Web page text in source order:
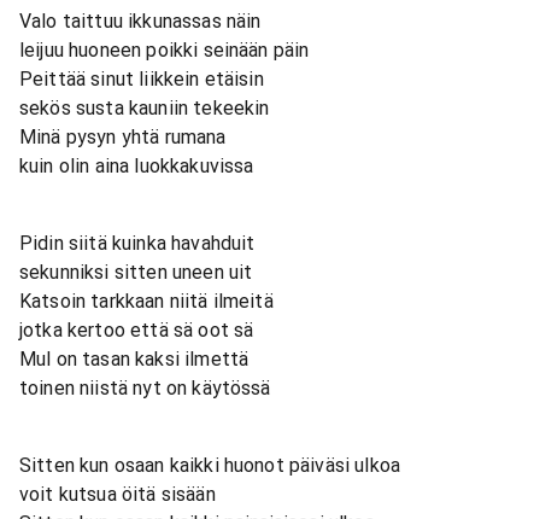
Valo taittuu ikkunassas näin
leijuu huoneen poikki seinään päin
Peittää sinut liikkein etäisin
sekös susta kauniin tekeekin
Minä pysyn yhtä rumana
kuin olin aina luokkakuvissa
Pidin siitä kuinka havahduit
sekunniksi sitten uneen uit
Katsoin tarkkaan niitä ilmeitä
jotka kertoo että sä oot sä
Mul on tasan kaksi ilmettä
toinen niistä nyt on käytössä
Sitten kun osaan kaikki huonot päiväsi ulkoa
voit kutsua öitä sisään